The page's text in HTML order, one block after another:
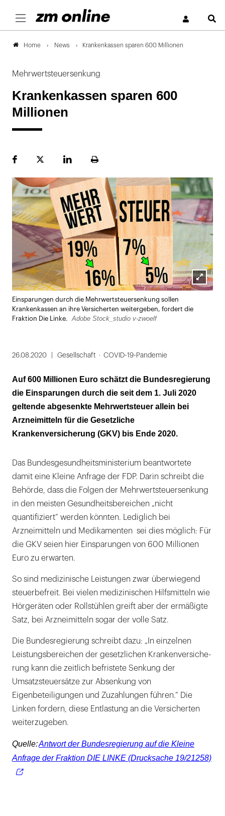
Home News Krankenkassen sparen 600 Millionen
Mehrwertsteuersenkung
Krankenkassen sparen 600
Millionen
FacebookPlattformLinekdInSeite
Lightbox
Einsparungen durch die Mehrwertsteuersenkung sollen
Krankenkassen an ihre Versicherten weitergeben, fordert die
Fraktion Die Linke.
Adobe Stock_studio v-zwoelf
26.08.2020 Gesellschaft COVID-19-Pandemie
Auf 600 Millionen Euro schätzt die Bundesregierung
die Einsparungen durch die seit dem 1. Juli 2020
geltende abgesenkte Mehrwertsteuer allein bei
Arzneimitteln für die Gesetzliche
Krankenversicherung (GKV) bis Ende 2020.
Das Bundesgesundheitsministerium beantwortete
damit eine Kleine Anfrage der FDP. Darin schreibt die
Behörde, dass die Folgen der Mehrwertsteuersenkung
in den meisten Gesundheitsbereichen „nicht
quantifiziert“ werden könnten. Lediglich bei
Arzneimitteln und Medikamenten sei dies möglich: Für
die GKV seien hier Einsparungen von 600 Millionen
Euro zu erwarten.
So sind medizinische Leistungen zwar überwiegend
steuerbefreit. Bei vielen medizinischen Hilfsmitteln wie
Hörgeräten oder Rollstühlen greift aber der ermäßigte
Satz, bei Arzneimitteln sogar der volle Satz.
Die Bundesregierung schreibt dazu: „In einzelnen
Leistungsbereichen der gesetzlichen Kran­ken­ver­siche­
rung kann die zeitlich befristete Senkung der
Umsatzsteuersätze zur Absenkung von
Eigenbeteiligungen und Zuzahlungen führen.“ Die
Linken fordern, diese Entlastung an die Versicherten
weiterzugeben.
Quelle:Antwort der Bundesregierung auf die Kleine
Anfrage der Fraktion DIE LINKE (Drucksache 19/21258)